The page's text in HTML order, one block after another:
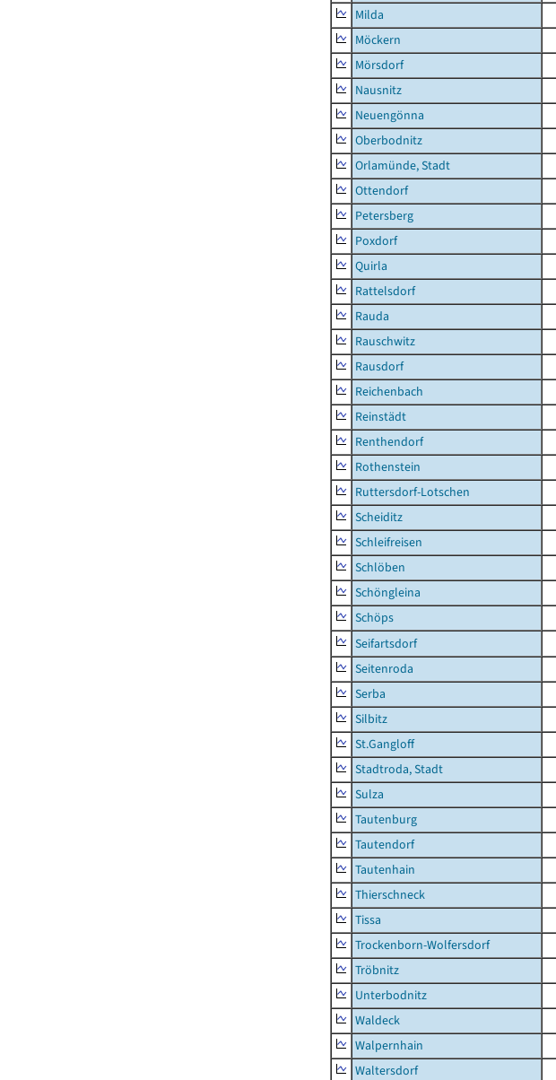
Milda
Möckern
Mörsdorf
Nausnitz
Neuengönna
Oberbodnitz
Orlamünde, Stadt
Ottendorf
Petersberg
Poxdorf
Quirla
Rattelsdorf
Rauda
Rauschwitz
Rausdorf
Reichenbach
Reinstädt
Renthendorf
Rothenstein
Ruttersdorf-Lotschen
Scheiditz
Schleifreisen
Schlöben
Schöngleina
Schöps
Seifartsdorf
Seitenroda
Serba
Silbitz
St.Gangloff
Stadtroda, Stadt
Sulza
Tautenburg
Tautendorf
Tautenhain
Thierschneck
Tissa
Trockenborn-Wolfersdorf
Tröbnitz
Unterbodnitz
Waldeck
Walpernhain
Waltersdorf